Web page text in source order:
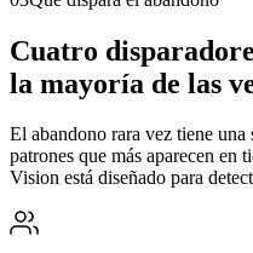
Cuatro
la mayoría de las
El abandono rara vez tiene una
patrones que más aparecen en
Vision está diseñado para